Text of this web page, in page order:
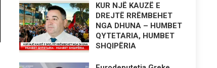
KUR NJË KAUZË E
DREJTË RRËMBEHET
NGA DHUNA – HUMBET
QYTETARIA, HUMBET
SHQIPËRIA